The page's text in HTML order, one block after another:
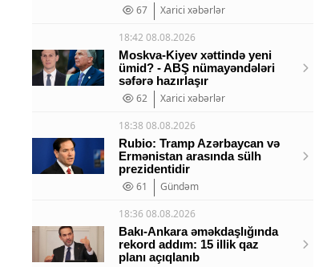
67
Xarici xəbərlər
18:42 08.08.2026
Moskva-Kiyev xəttində yeni
ümid? - ABŞ nümayəndələri
səfərə hazırlaşır
62
Xarici xəbərlər
18:38 08.08.2026
Rubio: Tramp Azərbaycan və
Ermənistan arasında sülh
prezidentidir
61
Gündəm
18:36 08.08.2026
Bakı-Ankara əməkdaşlığında
rekord addım: 15 illik qaz
planı açıqlanıb